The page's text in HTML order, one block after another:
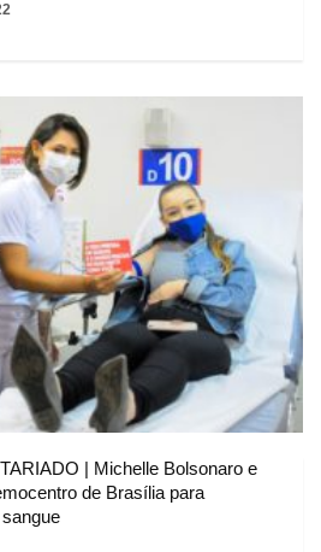
| Michelle Bolsonaro e
de Brasília para